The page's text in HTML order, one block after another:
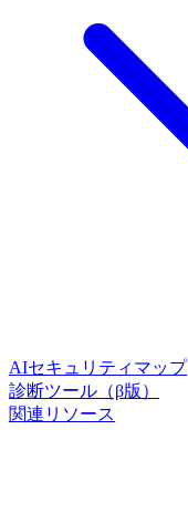
AIセキュリティマップ
診断ツール（β版）
関連リソース